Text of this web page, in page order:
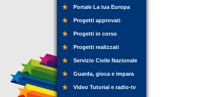
Portale La tua Europa
Progetti approvati
Progetti in corso
Progetti realizzati
Servizio Civile Nazionale
Guarda, gioca e impara
Video Tutorial e radio-tv